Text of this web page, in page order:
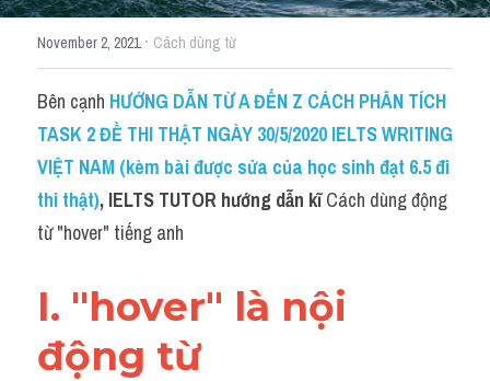
November 2, 2021· Cách dùng từ
Bên cạnh HƯỚNG DẪN TỪ A ĐẾN Z CÁCH PHÂN TÍCH
TASK 2 ĐỀ THI THẬT NGÀY 30/5/2020 IELTS WRITING
VIỆT NAM (kèm bài được sửa của học sinh đạt 6.5 đi
thi thật), IELTS TUTOR hướng dẫn kĩ Cách dùng động
từ "hover" tiếng anh
I. "hover" là nội
động từ